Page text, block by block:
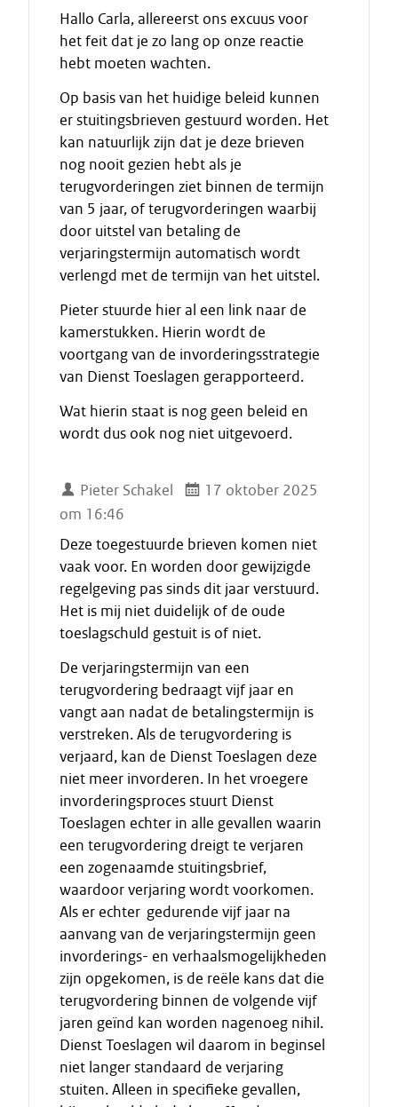
Hallo Carla, allereerst ons excuus voor
het feit dat je zo lang op onze reactie
hebt moeten wachten.
Op basis van het huidige beleid kunnen
er stuitingsbrieven gestuurd worden. Het
kan natuurlijk zijn dat je deze brieven
nog nooit gezien hebt als je
terugvorderingen ziet binnen de termijn
van 5 jaar, of terugvorderingen waarbij
door uitstel van betaling de
verjaringstermijn automatisch wordt
verlengd met de termijn van het uitstel.
Pieter stuurde hier al een link naar de
kamerstukken. Hierin wordt de
voortgang van de invorderingsstrategie
van Dienst Toeslagen gerapporteerd.
Wat hierin staat is nog geen beleid en
wordt dus ook nog niet uitgevoerd.
Pieter Schakel
17 oktober 2025
om 16:46
Deze toegestuurde brieven komen niet
vaak voor. En worden door gewijzigde
regelgeving pas sinds dit jaar verstuurd.
Het is mij niet duidelijk of de oude
toeslagschuld gestuit is of niet.
De verjaringstermijn van een
terugvordering bedraagt vijf jaar en
vangt aan nadat de betalingstermijn is
verstreken. Als de terugvordering is
verjaard, kan de Dienst Toeslagen deze
niet meer invorderen. In het vroegere
invorderingsproces stuurt Dienst
Toeslagen echter in alle gevallen waarin
een terugvordering dreigt te verjaren
een zogenaamde stuitingsbrief,
waardoor verjaring wordt voorkomen.
Als er echter gedurende vijf jaar na
aanvang van de verjaringstermijn geen
invorderings- en verhaalsmogelijkheden
zijn opgekomen, is de reële kans dat die
terugvordering binnen de volgende vijf
jaren geïnd kan worden nagenoeg nihil.
Dienst Toeslagen wil daarom in beginsel
niet langer standaard de verjaring
stuiten. Alleen in specifieke gevallen,